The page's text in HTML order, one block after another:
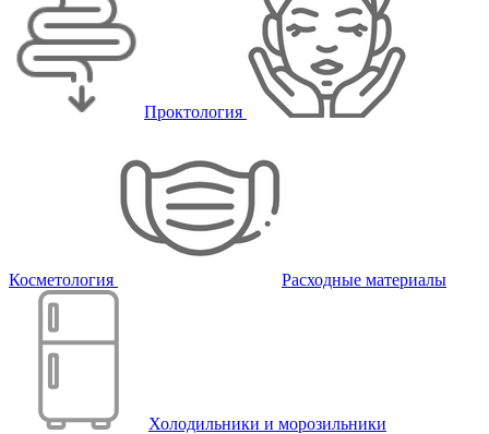
Проктология
Косметология Расходные материалы
Холодильники и морозильники